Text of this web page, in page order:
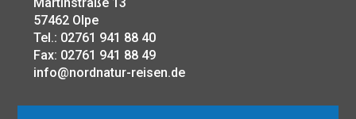
57462 Olpe
Tel.: 02761 941 88 40
Fax: 02761 941 88 49
info@nordnatur-reisen.de